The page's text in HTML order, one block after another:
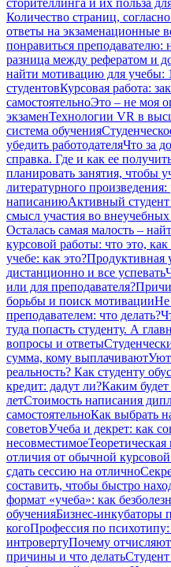
сторителлинга и их польза
Количество страниц,
ответы на экзаменационные
понравиться
разница между рефератом и
найти мотивацию для учебы:
студентовКурсовая работа:
самостоятельноЭто – не моя
экзаменТехнологии VR в
система обучения
убедить работодателяЧто за
справка. Где и как ее
планировать занятия, чтобы
литературного
написаниюАктивный
смысл участия во
Осталась самая малость –
курсовой работы: что это,
учебе: как это?Продуктивная
дистанционно и все успевать
или для преподавателя?
борьбы и поиск мотивацииНе
преподавателем: что делать?
туда попасть студенту. А
вопросы и ответы
сумма, кому выплачивают
реальность? Как студенту
кредит: дадут ли?Каким будет
летСтоимость написания
самостоятельноКак выбрать
советовУчеба и декрет: как
несовместимое
отличия от обычной
сдать сессию на отлично
составить, чтобы быстро
формат «учеба»: как
обученияБизнес-инкубаторы
когоПрофессия по психотипу:
интровертуПочему
причины и что делать